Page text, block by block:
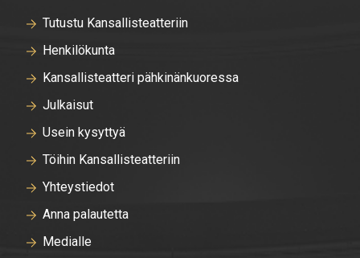
Tutustu Kansallisteatteriin
Henkilökunta
Kansallisteatteri pähkinänkuoressa
Julkaisut
Usein kysyttyä
Töihin Kansallisteatteriin
Yhteystiedot
Anna palautetta
Medialle